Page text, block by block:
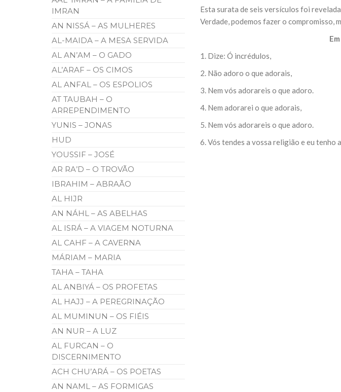
Falecimento do Imam Ali Ibn Al-Hussein (A.S.)
Em nome de Deus, o Clemente, o Misericordioso! Diante da data em que
Hussein Ibn Ali Ibn Abi Táleb (A.S.), conhecido por “Zein Al-Ábidin” (Formosura
IMRAN
AN NISSÁ – AS MULHERES
AL-MAIDA – A MESA SERVIDA
AL AN’AM – O GADO
AL’ARAF – OS CIMOS
AL ANFAL – OS ESPOLIOS
AT TAUBAH – O
ARREPENDIMENTO
YUNIS – JONAS
HUD
YOUSSIF – JOSÉ
AR RA’D – O TROVÃO
IBRAHIM – ABRAÃO
AL HIJR
AN NÁHL – AS ABELHAS
AL ISRÁ – A VIAGEM NOTURNA
AL CAHF – A CAVERNA
MÁRIAM – MARIA
TAHA – TAHA
AL ANBIYÁ – OS PROFETAS
AL HAJJ – A PEREGRINAÇÃO
AL MUMINUN – OS FIÉIS
AN NUR – A LUZ
AL FURCAN – O
DISCERNIMENTO
ACH CHU’ARÁ – OS POETAS
AN NAML – AS FORMIGAS
Esta surata de seis versículos foi
Verdade, podemos fazer o compromisso,
1. Dize: Ó incrédulos,
2. Não adoro o que adorais,
3. Nem vós adorareis o que adoro.
4. Nem adorarei o que adorais,
5. Nem vós adorareis o que adoro.
6. Vós tendes a vossa religião e eu tenho